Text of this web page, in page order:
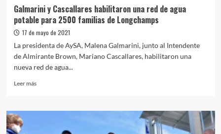
ciudadana
en
la
de
la
empresa
Galmarini y Cascallares habilitaron una red de agua
potable para 2500 familias de Longchamps
17 de mayo de 2021
La presidenta de AySA, Malena Galmarini, junto al Intendente
de Almirante Brown, Mariano Cascallares, habilitaron una
nueva red de agua...
Leer másLeer
Galmarini
Cascallares